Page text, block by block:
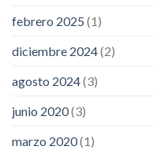
febrero 2025 (1)
diciembre 2024(2)
agosto 2024(3)
junio 2020(3)
marzo 2020(1)